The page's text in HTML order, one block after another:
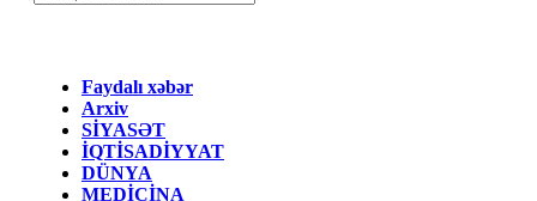
Faydalı xəbər
Arxiv
SİYASƏT
İQTİSADİYYAT
DÜNYA
MEDİCİNA